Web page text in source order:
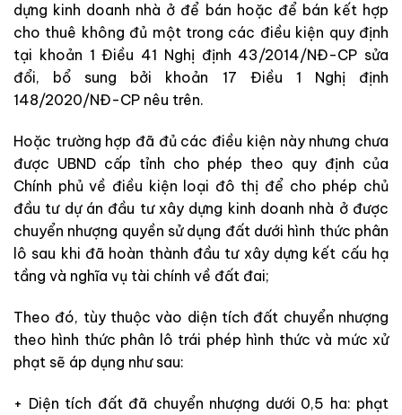
dựng kinh doanh nhà ở để bán hoặc để bán kết hợp
cho thuê không đủ một trong các điều kiện quy định
tại khoản 1 Điều 41 Nghị định 43/2014/NĐ-CP sửa
đổi, bổ sung bởi khoản 17 Điều 1 Nghị định
148/2020/NĐ-CP nêu trên.
Hoặc trường hợp đã đủ các điều kiện này nhưng chưa
được UBND cấp tỉnh cho phép theo quy định của
Chính phủ về điều kiện loại đô thị để cho phép chủ
đầu tư dự án đầu tư xây dựng kinh doanh nhà ở được
chuyển nhượng quyền sử dụng đất dưới hình thức phân
lô sau khi đã hoàn thành đầu tư xây dựng kết cấu hạ
tầng và nghĩa vụ tài chính về đất đai;
Theo đó, tùy thuộc vào diện tích đất chuyển nhượng
theo hình thức phân lô trái phép hình thức và mức xử
phạt sẽ áp dụng như sau:
+ Diện tích đất đã chuyển nhượng dưới 0,5 ha: phạt